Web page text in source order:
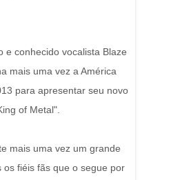
e conhecido vocalista Blaze
mais uma vez a América
para apresentar seu novo
of Metal".
mais uma vez um grande
os fiéis fãs que o segue por